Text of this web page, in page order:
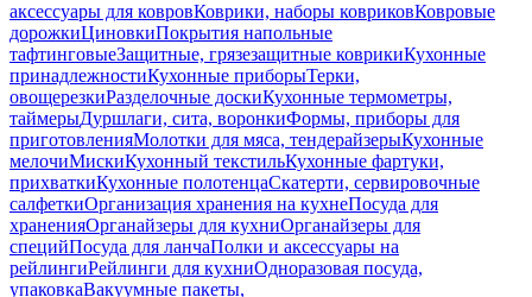
аксессуары для ковровКоврики, наборы ковриковКовровые
дорожкиЦиновкиПокрытия напольные
тафтинговыеЗащитные, грязезащитные коврикиКухонные
принадлежностиКухонные приборыТерки,
овощерезкиРазделочные доскиКухонные термометры,
таймерыДуршлаги, сита, воронкиФормы, приборы для
приготовленияМолотки для мяса, тендерайзерыКухонные
мелочиМискиКухонный текстильКухонные фартуки,
прихваткиКухонные полотенцаСкатерти, сервировочные
салфеткиОрганизация хранения на кухнеПосуда для
храненияОрганайзеры для кухниОрганайзеры для
специйПосуда для ланчаПолки и аксессуары на
рейлингиРейлинги для кухниОдноразовая посуда,
упаковкаВакуумные пакеты,